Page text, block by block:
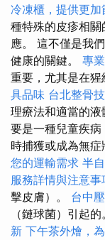
冷凍櫃，提供更
種特殊的皮疹相
應。 這不僅是我
健康的關鍵。 專
重要，尤其是在猩
具品味 台北整骨
理療法和適當的液
要是一種兒童疾
時捕獲或成為無症
您的運輸需求 半
服務詳情與注意事
擊皮膚）。 台中
（鏈球菌）引起的
新 下午茶外燴，